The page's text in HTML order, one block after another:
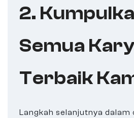
2.
Semua
Terbaik
Langkah selanjutnya